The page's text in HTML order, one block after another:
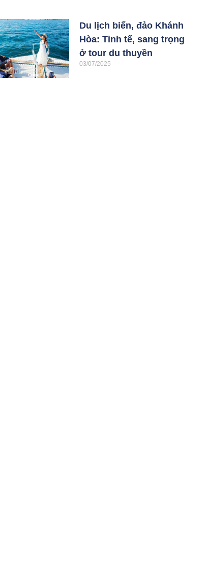
Du lịch biển, đảo Khánh
Hòa: Tinh tế, sang trọng
ở tour du thuyền
03/07/2025